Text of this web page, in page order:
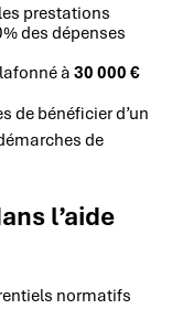
prestations
des dépenses
à30 000 €
de bénéficier d’un
de
l’aide
normatifs